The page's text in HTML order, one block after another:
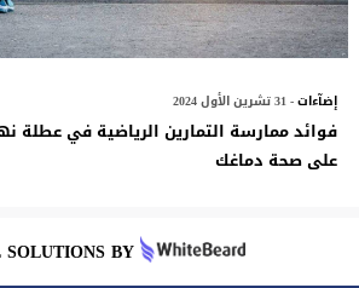
إضآءات- 31 تشرين الأول 2024
فوائد ممارسة التمارين الرياضية في عطلة
على صحة دماغك
BY